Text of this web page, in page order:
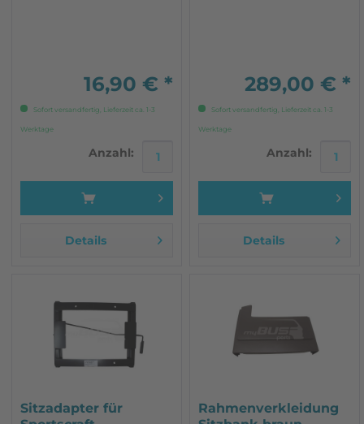
16,90 € *
Sofort versandfertig, Lieferzeit ca. 1-3
Werktage
Anzahl:
Details
vorhanden) muss
eingekürzt werden. Evtl
sind...
289,00 € *
Sofort versandfertig, Lieferzeit ca. 1-3
Werktage
Anzahl:
Details
Sitzadapter für
Rahmenverkleidung